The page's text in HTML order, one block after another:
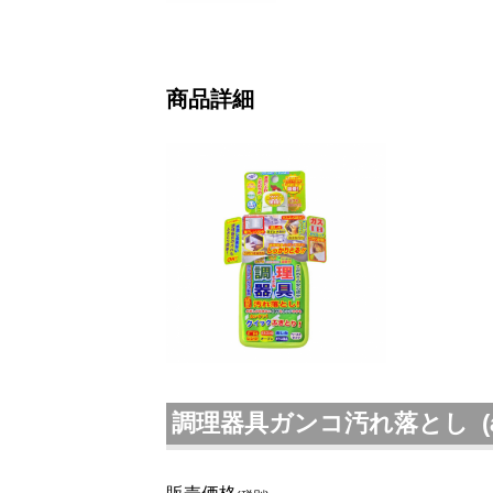
商品詳細
調理器具ガンコ汚れ落とし